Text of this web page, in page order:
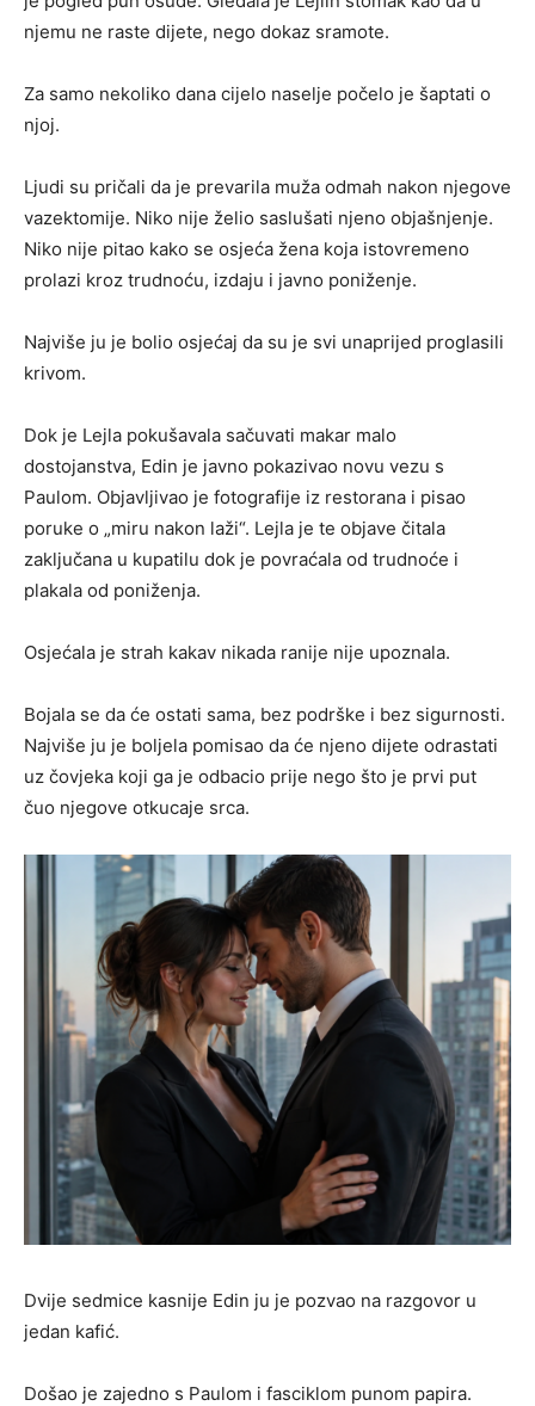
njemu ne raste dijete, nego dokaz sramote.
Za samo nekoliko dana cijelo naselje počelo je šaptati o
njoj.
Ljudi su pričali da je prevarila muža odmah nakon njegove
vazektomije. Niko nije želio saslušati njeno objašnjenje.
Niko nije pitao kako se osjeća žena koja istovremeno
prolazi kroz trudnoću, izdaju i javno poniženje.
Najviše ju je bolio osjećaj da su je svi unaprijed proglasili
krivom.
Dok je Lejla pokušavala sačuvati makar malo
dostojanstva, Edin je javno pokazivao novu vezu s
Paulom. Objavljivao je fotografije iz restorana i pisao
poruke o „miru nakon laži“. Lejla je te objave čitala
zaključana u kupatilu dok je povraćala od trudnoće i
plakala od poniženja.
Osjećala je strah kakav nikada ranije nije upoznala.
Bojala se da će ostati sama, bez podrške i bez sigurnosti.
Najviše ju je boljela pomisao da će njeno dijete odrastati
uz čovjeka koji ga je odbacio prije nego što je prvi put
čuo njegove otkucaje srca.
Dvije sedmice kasnije Edin ju je pozvao na razgovor u
jedan kafić.
Došao je zajedno s Paulom i fasciklom punom papira.